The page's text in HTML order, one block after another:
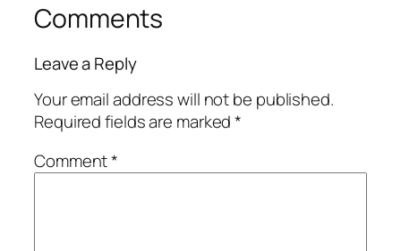
Comments
Leave a Reply
Your email address will not be published.
Required fields are marked*
Comment*